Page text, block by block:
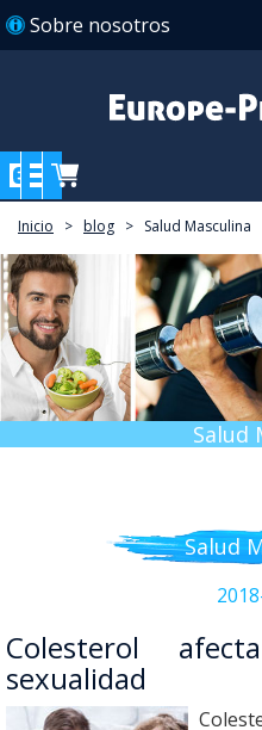
Sobre nosotros
Inicio > blog > Salud Masculina
Salud
Salud
Colesterol
sexualidad